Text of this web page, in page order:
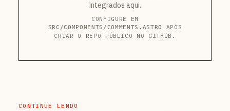
integrados aqui.
CONFIGURE EM
SRC/COMPONENTS/COMMENTS.ASTRO
APÓS
CRIAR O REPO PÚBLICO NO GITHUB.
CONTINUE LENDO